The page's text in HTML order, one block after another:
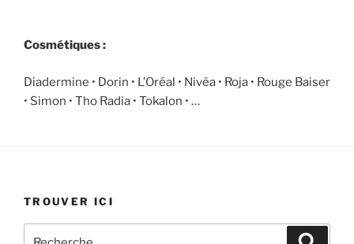
Cosmétiques :
Diadermine • Dorin • L’Oréal • Nivéa • Roja • Rouge Baiser
• Simon • Tho Radia • Tokalon • …
TROUVER ICI